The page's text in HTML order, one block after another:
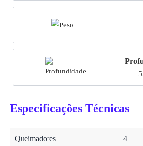
Especificações Técnicas
Queimadores 4